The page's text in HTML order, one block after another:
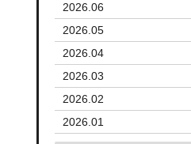
2026.06
2026.05
2026.04
2026.03
2026.02
2026.01